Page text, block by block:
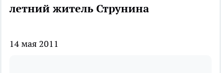
летний житель Струнина
14 мая 2011